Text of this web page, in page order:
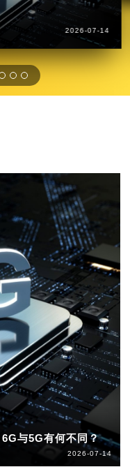
2026-07-14
与5G有何不同？
2026-07-14